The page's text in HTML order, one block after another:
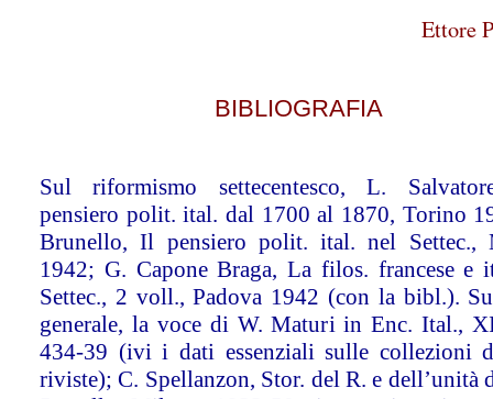
Ettore
BIBLIOGRAFIA
Sul riformismo settecentesco, L.
pensiero polit. ital. dal 1700 al 1870, Torino
Brunello, Il pensiero polit. ital. nel Settec.,
1942; G. Capone Braga, La filos. francese e
Settec., 2 voll., Padova 1942 (con la bibl.).
generale, la voce di W. Maturi in Enc. Ital.,
434-39 (ivi i dati essenziali sulle collezioni
riviste); C. Spellanzon, Stor. del R. e dell’unità